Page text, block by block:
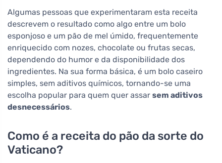
Algumas pessoas que experimentaram esta receita
descrevem o resultado como algo entre um bolo
esponjoso e um pão de mel úmido, frequentemente
enriquecido com nozes, chocolate ou frutas secas,
dependendo do humor e da disponibilidade dos
ingredientes. Na sua forma básica, é um bolo caseiro
simples, sem aditivos químicos, tornando-se uma
escolha popular para quem quer assar sem aditivos
desnecessários.
Como é a receita do pão da sorte do
Vaticano?